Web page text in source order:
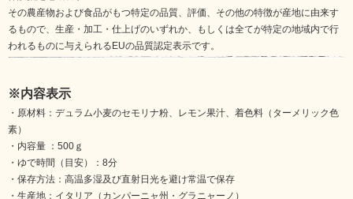
その農産物および食品がもつ特定の品質、評価、その他の特徴が産地に由来す
るもので、生産・加工・仕上げのいずれか、もしくは全てが特定の地域内で行
われるものに与えられるEUの品質認定表示です。
※内容表示
・原材料：デュラム小麦のセモリナ粉、レモン果汁、着色料（ターメリック色
素）
・内容量 ：500ｇ
・ゆで時間（目安）：8分
・保存方法：高温多湿及び直射日光を避け常温で保存
・生産地：イタリア（カンパーニャ州・グラニャーノ）